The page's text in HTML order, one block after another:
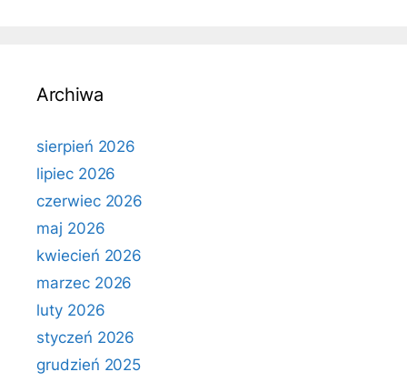
Archiwa
sierpień 2026
lipiec 2026
czerwiec 2026
maj 2026
kwiecień 2026
marzec 2026
luty 2026
styczeń 2026
grudzień 2025